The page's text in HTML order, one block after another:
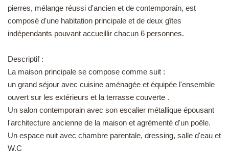
CONTACT
pierres, mélange réussi d'ancien et de contemporain, est
composé d'une habitation principale et de deux gîtes
indépendants pouvant accueillir chacun 6 personnes.
Descriptif :
La maison principale se compose comme suit :
un grand séjour avec cuisine aménagée et équipée l'ensemble
ouvert sur les extérieurs et la terrasse couverte .
Un salon contemporain avec son escalier métallique épousant
l'architecture ancienne de la maison et agrémenté d'un poêle.
Un espace nuit avec chambre parentale, dressing, salle d'eau et
W.C